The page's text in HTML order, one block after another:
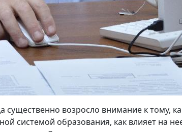
существенно возросло внимание к тому,
системой образования, как влияет на